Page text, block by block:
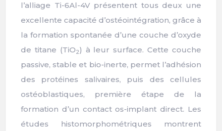
l’alliage Ti-6Al-4V présentent tous deux une
excellente capacité d’ostéointégration, grâce à
la formation spontanée d’une couche d’oxyde
de titane (TiO2) à leur surface. Cette couche
passive, stable et bio-inerte, permet l’adhésion
des protéines salivaires, puis des cellules
ostéoblastiques, première étape de la
formation d’un contact os-implant direct. Les
études histomorphométriques montrent